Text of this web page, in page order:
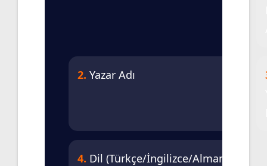
2. Yazar Adı
4. Dil (Türkçe/İngilizce/Almanca